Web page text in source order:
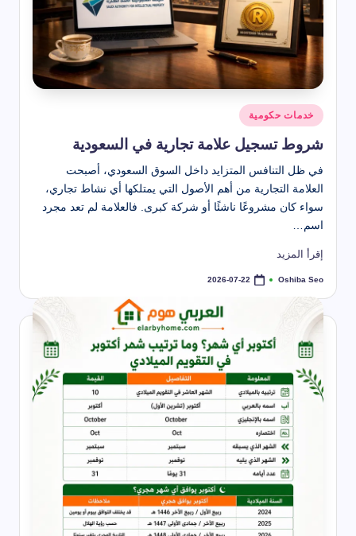
نُشر
في
خدمات حكومية
شروط تسجيل علامة تجارية في السعودية
في ظل التنافس المتزايد داخل السوق السعودي، أصبحت
العلامة التجارية من أهم الأصول التي يمتلكها أي نشاط تجاري،
سواء كان مشروعًا ناشئًا أو شركة كبرى. فالعلامة لم تعد مجرد
اسم…
إقرأ المزيد
تمّ
بواسطة
Oshiba Seo
2026-07-22